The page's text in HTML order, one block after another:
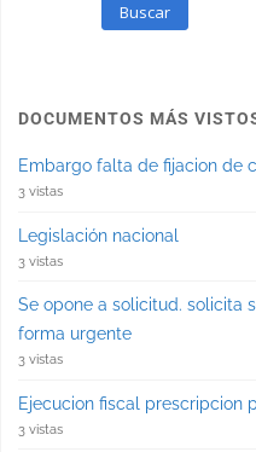
Buscar
DOCUMENTOS MÁS
Embargo falta de fijacion de
3 vistas
Legislación nacional
3 vistas
Se opone a solicitud. solicita
forma urgente
3 vistas
Ejecucion fiscal prescripcion
3 vistas